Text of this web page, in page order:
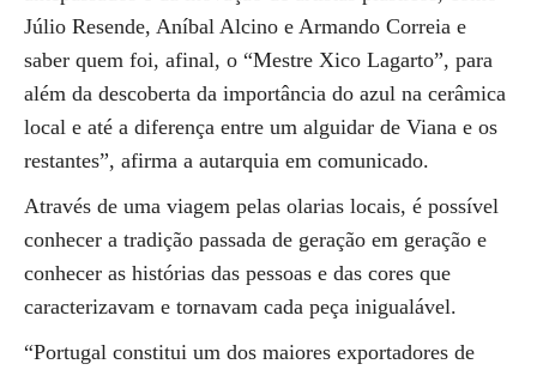
Júlio Resende, Aníbal Alcino e Armando Correia e
saber quem foi, afinal, o “Mestre Xico Lagarto”, para
além da descoberta da importância do azul na cerâmica
local e até a diferença entre um alguidar de Viana e os
restantes”, afirma a autarquia em comunicado.
Através de uma viagem pelas olarias locais, é possível
conhecer a tradição passada de geração em geração e
conhecer as histórias das pessoas e das cores que
caracterizavam e tornavam cada peça inigualável.
“Portugal constitui um dos maiores exportadores de